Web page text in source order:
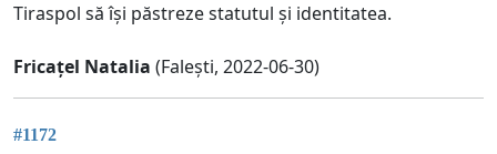
Tiraspol să își păstreze statutul și identitatea.
Fricațel Natalia (Falești, 2022-06-30)
#1172